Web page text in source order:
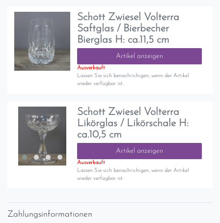
Schott Zwiesel Volterra
Saftglas / Bierbecher
Bierglas H: ca.11,5 cm
Artikel anzeigen
Ausverkauft
Lassen Sie sich benachrichigen, wenn der Artikel
wieder verfügbar ist.
Schott Zwiesel Volterra
Likörglas / Likörschale H:
ca.10,5 cm
Artikel anzeigen
Ausverkauft
Lassen Sie sich benachrichigen, wenn der Artikel
wieder verfügbar ist.
Zahlungsinformationen